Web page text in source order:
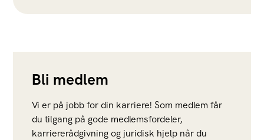
Bli medlem
Vi er på jobb for din karriere! Som medlem får
du tilgang på gode medlemsfordeler,
karriererådgivning og juridisk hjelp når du